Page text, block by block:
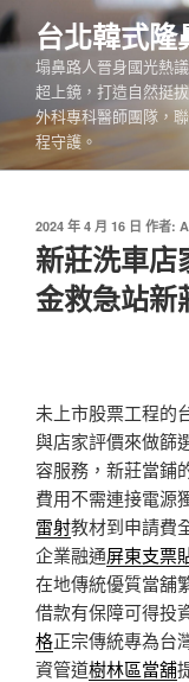
跳
至
內
台北韓式隆
塌鼻路人晉身國光熱
超上鏡，打造自然挺
外科專科醫師團隊，
程守護。
發
佈
於
2024 年 4 月 16 日 作者:
新莊洗車店
金救急站新
未上市股票工程的
與店家評價來做篩
容服務，新莊當鋪
費用不需連接電源
雷射教材到申請費
企業融通屏東支票
在地傳統優質當舖
借款有保障可得投
格正宗傳統專為台
資管道樹林區當舖